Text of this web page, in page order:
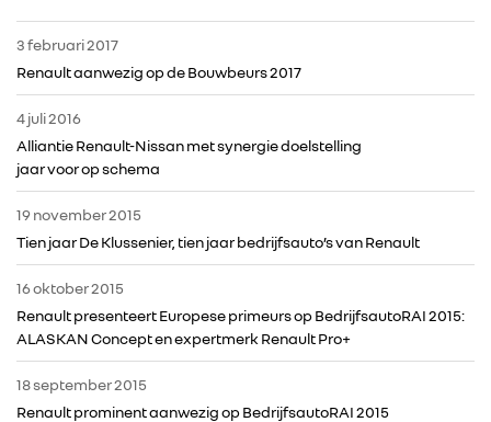
RENAULT GROUP
RENAULT
DACIA
3 februari 2017
Renault aanwezig op de Bouwbeurs 2017
4 juli 2016
Alliantie Renault-Nissan met synergie doelstelling
jaar voor op schema
19 november 2015
Tien jaar De Klussenier, tien jaar bedrijfsauto’s van Renault
16 oktober 2015
Renault presenteert Europese primeurs op BedrijfsautoRAI 2015:
ALASKAN Concept en expertmerk Renault Pro+
18 september 2015
Renault prominent aanwezig op BedrijfsautoRAI 2015